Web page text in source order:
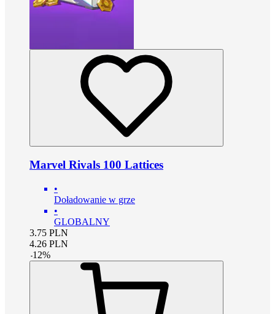
Marvel Rivals 100 Lattices
•
Doładowanie w grze
•
GLOBALNY
3.75 PLN
4.26 PLN
-12%